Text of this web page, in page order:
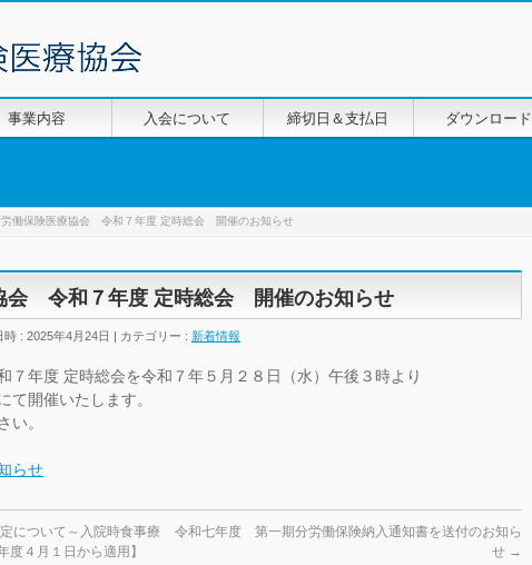
事業内容 入会について 締切日＆支払日 ダウンロード
労働保険医療協会 令和７年度 定時総会 開催のお知らせ
会 令和７年度 定時総会 開催のお知らせ
時 : 2025年4月24日 カテゴリー : 新着情報
年度 定時総会を令和７年５月２８日（水）午後３時より
て開催いたします。
い。
らせ
について～入院時食事療
度４月１日から適用】
令和七年度 第一期分労働保険納入通知書を送付のお知ら
せ →